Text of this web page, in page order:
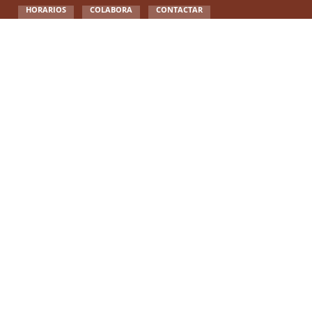
HORARIOS COLABORA CONTACTAR